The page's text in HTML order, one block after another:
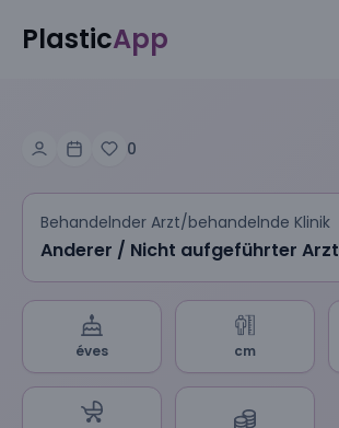
PlasticApp
0
Behandelnder Arzt/behandelnde Klinik
Anderer / Nicht aufgeführter Arzt
éves cm